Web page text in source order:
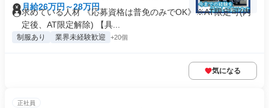
月給26万円～28万円
求めている人材 《応募資格は普免のみでOK》※AT限定可(内
定後、AT限定解除) 【具...
制服あり 業界未経験歓迎 +20個
気になる
正社員